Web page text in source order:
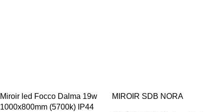
Miroir led Focco Dalma 19w
1000x800mm (5700k) IP44
MIROIR SDB NORA